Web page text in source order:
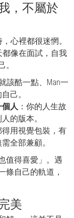
，不屬於
心裡都很迷惘。
像在面試，自我
該酷一點、Man一
己。
人 ：你的人生故
的版本。
用視覺包裝，有
全部兼顧。
值得喜愛」。遇
條自己的軌道，
美